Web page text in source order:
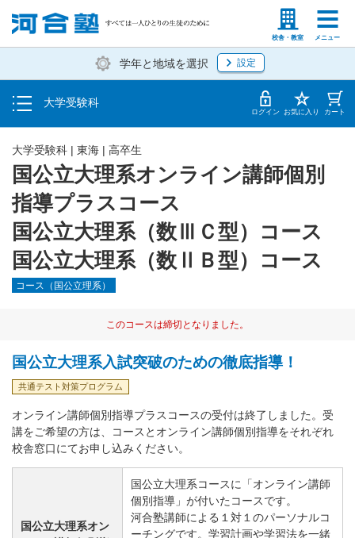
校舎・教室 メニュー
塾生の方 高等学校の先生
学年と地域を選択 設定
大学受験科
入塾説明会・個別相談
学費・入塾手続き方法
入塾から授業開始までのスケジュール ログイン お気に入り カート
国公立大理系オンライン講師個別
指導プラスコース
国公立大理系（数ⅢＣ型）コース
国公立大理系（数ⅡＢ型）コース
大学受験科 | 東海 | 高卒生
コース（国公立理系）
このコースは締切となりました。
国公立大理系入試突破のための徹底指導！
共通テスト対策プログラム
オンライン講師個別指導プラスコースの受付は終了しました。受
講をご希望の方は、コースとオンライン講師個別指導をそれぞれ
校舎窓口にてお申し込みください。
国公立大理系オン
国公立大理系コースに「オンライン講師
個別指導」が付いたコースです。
河合塾講師による１対１のパーソナルコ
ーチングです。学習計画や学習法を一緒